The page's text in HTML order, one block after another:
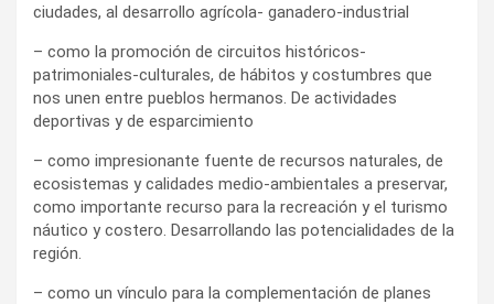
ciudades, al desarrollo agrícola- ganadero-industrial
– como la promoción de circuitos históricos-
patrimoniales-culturales, de hábitos y costumbres que
nos unen entre pueblos hermanos. De actividades
deportivas y de esparcimiento
– como impresionante fuente de recursos naturales, de
ecosistemas y calidades medio-ambientales a preservar,
como importante recurso para la recreación y el turismo
náutico y costero. Desarrollando las potencialidades de la
región.
– como un vínculo para la complementación de planes